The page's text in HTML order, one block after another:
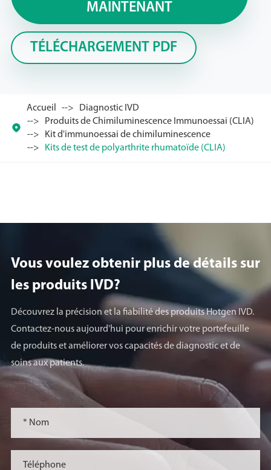
MAINTENANT
TÉLÉCHARGEMENT PDF

Accueil
Diagnostic IVD
Produits de Chimiluminescence Immunoessai (CLIA)
Kit d'immunoessai de chimiluminescence
Kits de test de polyarthrite rhumatoïde (CLIA)
Vous voulez obtenir plus de détails sur
les produits lVD?
Découvrez la précision et la fiabilité des produits Hotgen IVD.
Contactez-nous aujourd'hui pour enrichir votre portefeuille
de produits et améliorer vos capacités de diagnostic et de
soins aux patients.